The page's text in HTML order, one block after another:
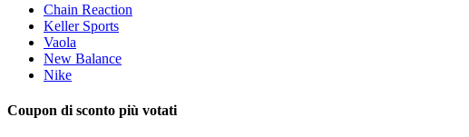
Chain Reaction
Keller Sports
Vaola
New Balance
Nike
Coupon di sconto più votati